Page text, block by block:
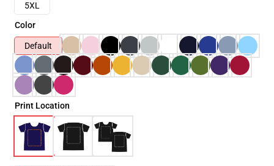
5XL
Color
Default
Print Location